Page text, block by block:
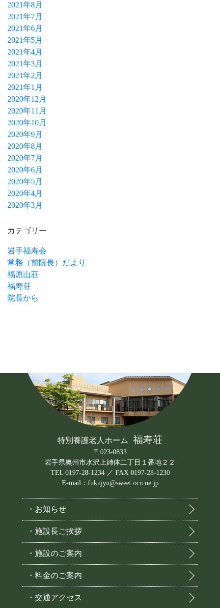
2021年8月
2021年7月
2021年6月
2021年5月
2021年4月
2021年3月
2021年2月
2021年1月
2020年12月
2020年11月
2020年10月
2020年9月
2020年8月
2020年7月
2020年6月
2020年5月
2020年4月
2020年3月
カテゴリー
岩手福寿会
常務（前院長）だより
福原山荘
福寿荘
院長から
特別養護老人ホーム 福寿荘
〒023-0833
岩手県奥州市水沢上姉体二丁目１番地２２
TEL 0197-28-1234 ／ FAX 0197-28-1230
E-mail：fukujyu@sweet.ocn.ne.jp
・お知らせ
・施設長ご挨拶
・施設のご案内
・料金のご案内
・交通アクセス